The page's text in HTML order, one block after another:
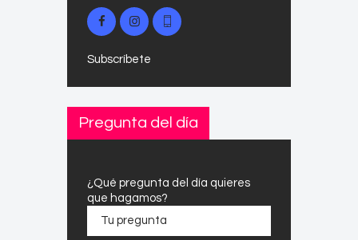
Subscríbete
Pregunta del día
¿Qué pregunta del día quieres
que hagamos?